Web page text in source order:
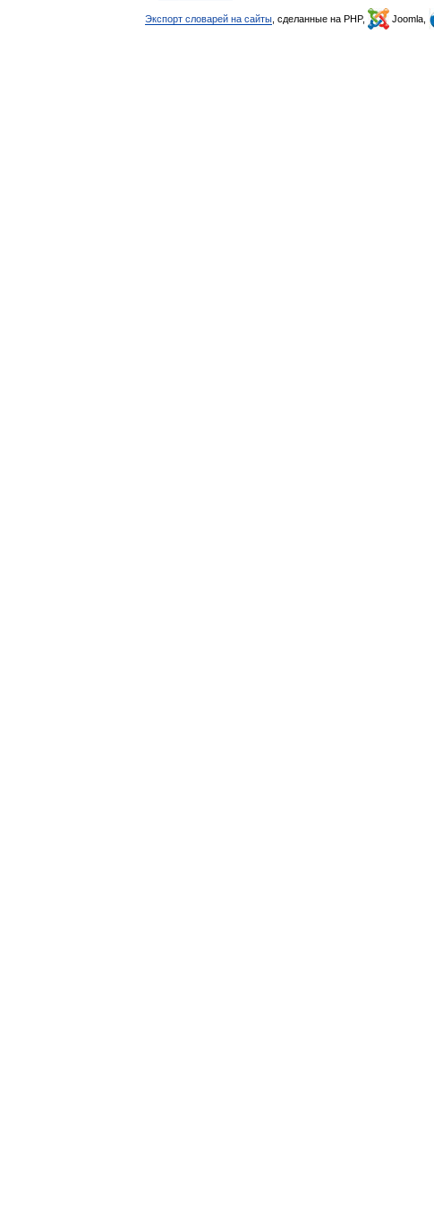
Экспорт словарей на сайты , сделанные на PHP, Joomla,